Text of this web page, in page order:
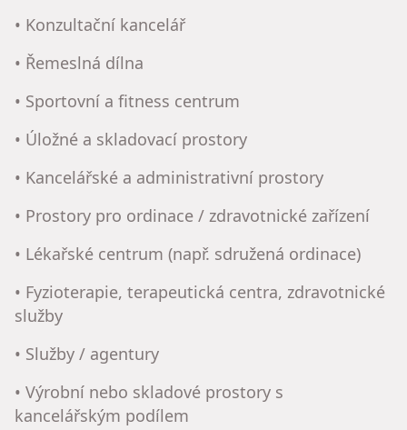
• Konzultační kancelář
• Řemeslná dílna
• Sportovní a fitness centrum
• Úložné a skladovací prostory
• Kancelářské a administrativní prostory
• Prostory pro ordinace / zdravotnické zařízení
• Lékařské centrum (např. sdružená ordinace)
• Fyzioterapie, terapeutická centra, zdravotnické
služby
• Služby / agentury
• Výrobní nebo skladové prostory s
kancelářským podílem